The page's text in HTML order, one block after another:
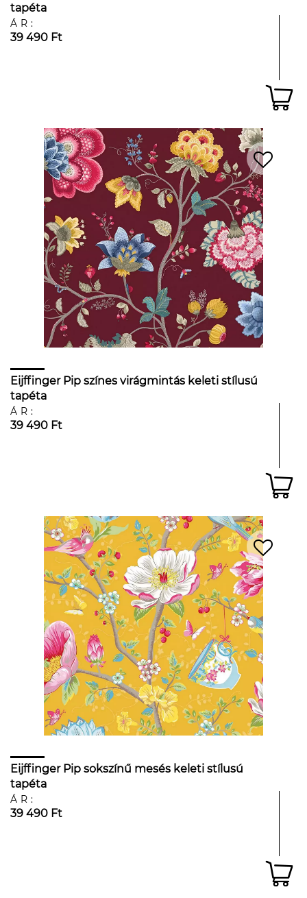
tapéta
ÁR:
39 490 Ft
Eijffinger Pip színes virágmintás keleti stílusú
tapéta
ÁR:
39 490 Ft
Eijffinger Pip sokszínű mesés keleti stílusú
tapéta
ÁR:
39 490 Ft